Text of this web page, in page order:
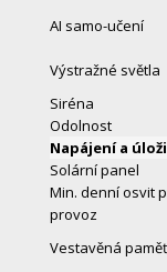
AI samo-učení
Výstražné světla
Siréna
Odolnost
Napájení a
Solární panel
Min. denní osvit
provoz
Vestavěná paměť